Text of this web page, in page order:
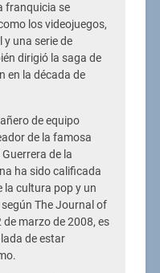
franquicia se
los videojuegos,
y una serie de
dirigió la saga de
en la década de
de equipo
de la famosa
de la
ha sido calificada
la cultura pop y un
The Journal of
marzo de 2008, es
de estar